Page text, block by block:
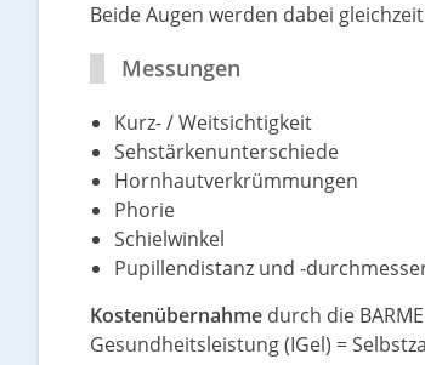
Beide Augen werden dabei
Messungen
Kurz- / Weitsichtigkeit
Sehstärkenunterschiede
Hornhautverkrümmungen
Phorie
Schielwinkel
Pupillendistanz und -
Kostenübernahme durch die
Gesundheitsleistung (IGel) =